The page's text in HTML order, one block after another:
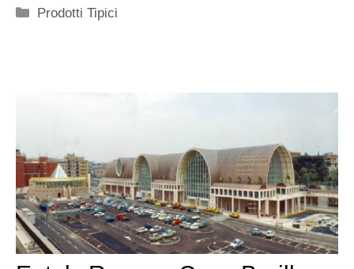
Categorie
Prodotti Tipici